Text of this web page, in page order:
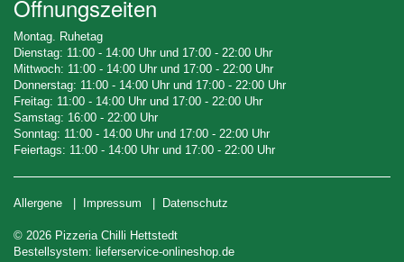
Öffnungszeiten
Montag. Ruhetag
Dienstag: 11:00 - 14:00 Uhr und 17:00 - 22:00 Uhr
Mittwoch: 11:00 - 14:00 Uhr und 17:00 - 22:00 Uhr
Donnerstag: 11:00 - 14:00 Uhr und 17:00 - 22:00 Uhr
Freitag: 11:00 - 14:00 Uhr und 17:00 - 22:00 Uhr
Samstag: 16:00 - 22:00 Uhr
Sonntag: 11:00 - 14:00 Uhr und 17:00 - 22:00 Uhr
Feiertags: 11:00 - 14:00 Uhr und 17:00 - 22:00 Uhr
Allergene | Impressum | Datenschutz
© 2026 Pizzeria Chilli Hettstedt
Bestellsystem: lieferservice-onlineshop.de